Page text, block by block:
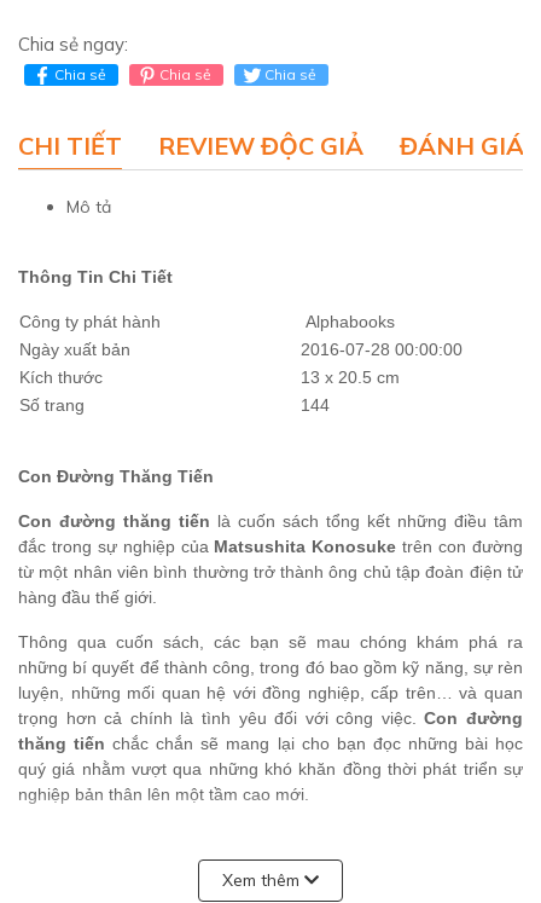
Chia sẻ ngay:
Chia sẻ Chia sẻ Chia sẻ
CHI TIẾT REVIEW ĐỘC GIẢ ĐÁNH GIÁ
Mô tả
Thông Tin Chi Tiết
Công ty phát hành
Alphabooks
Ngày xuất bản
2016-07-28 00:00:00
Kích thước
13 x 20.5 cm
Số trang
144
Con Đường Thăng Tiến
Con đường thăng tiến là cuốn sách tổng kết những điều tâm
đắc trong sự nghiệp của Matsushita Konosuke trên con đường
từ một nhân viên bình thường trở thành ông chủ tập đoàn điện tử
hàng đầu thế giới.
Thông qua cuốn sách, các bạn sẽ mau chóng khám phá ra
những bí quyết để thành công, trong đó bao gồm kỹ năng, sự rèn
luyện, những mối quan hệ với đồng nghiệp, cấp trên… và quan
trọng hơn cả chính là tình yêu đối với công việc.Con đường
thăng tiến chắc chắn sẽ mang lại cho bạn đọc những bài học
quý giá nhằm vượt qua những khó khăn đồng thời phát triển sự
nghiệp bản thân lên một tầm cao mới.
đang làm. Nếu làm việc chỉ vì mưu sinh, các bạn sẽ chẳng bao
giờ tận hưởng niềm vui trong công việc. Các bạn cũng chẳng thể
Xem thêm